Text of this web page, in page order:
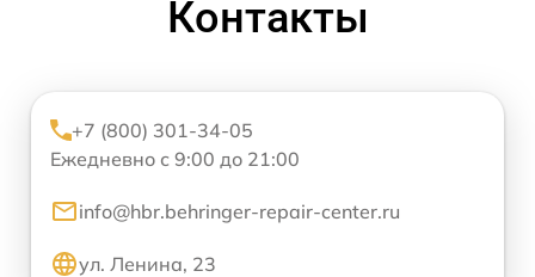
Контакты
+7 (800) 301-34-05
Ежедневно с 9:00 до 21:00
info@hbr.behringer-repair-center.ru
ул. Ленина, 23